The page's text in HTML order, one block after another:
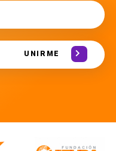
UNIRME